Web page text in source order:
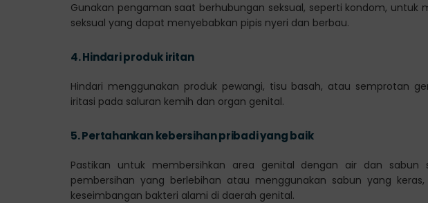
Gunakan pengaman saat berhubungan seksual, seperti kondom, untuk
seksual yang dapat menyebabkan pipis nyeri dan berbau.
4.Hindari produk iritan
Hindari menggunakan produk pewangi, tisu basah, atau semprotan
iritasi pada saluran kemih dan organ genital.
5.Pertahankan kebersihan pribadi yang baik
Pastikan untuk membersihkan area genital dengan air dan sabun
pembersihan yang berlebihan atau menggunakan sabun yang
keseimbangan bakteri alami di daerah genital.